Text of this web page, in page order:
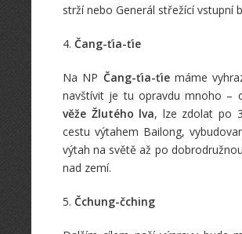
strží nebo Generál střežící vstupní
4. Čang-ťia-ťie
Na NP Čang-ťia-ťiemáme
navštívit je tu opravdu mnoho –
věže Žlutého lva, lze zdolat po
cestu výtahem Bailong,
výtah na světě až po
nad zemí.
5. Čchung-čching